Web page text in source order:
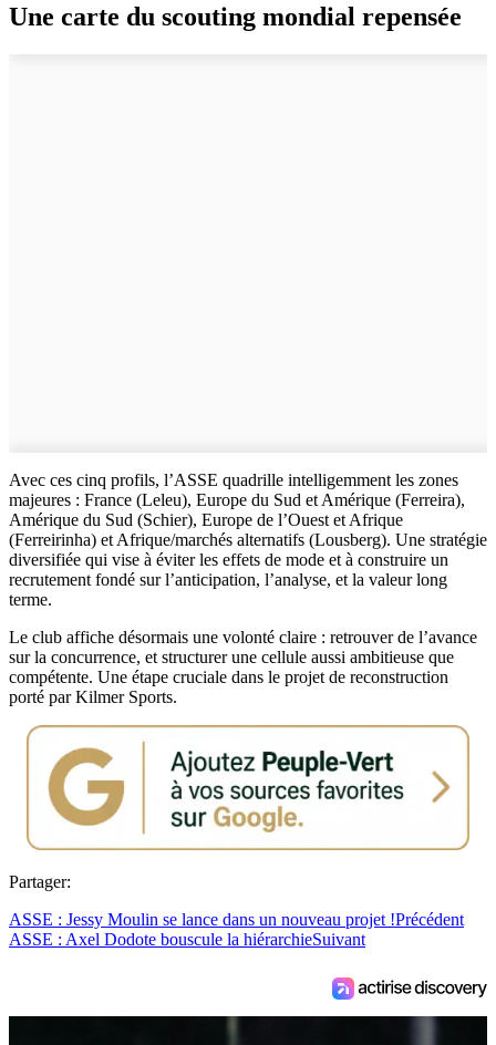
Une carte du scouting mondial repensée
Avec ces cinq profils, l’ASSE quadrille intelligemment les zones
majeures : France (Leleu), Europe du Sud et Amérique (Ferreira),
Amérique du Sud (Schier), Europe de l’Ouest et Afrique
(Ferreirinha) et Afrique/marchés alternatifs (Lousberg). Une stratégie
diversifiée qui vise à éviter les effets de mode et à construire un
recrutement fondé sur l’anticipation, l’analyse, et la valeur long
terme.
Le club affiche désormais une volonté claire : retrouver de l’avance
sur la concurrence, et structurer une cellule aussi ambitieuse que
compétente. Une étape cruciale dans le projet de reconstruction
porté par Kilmer Sports.
Partager:
ASSE : Jessy Moulin se lance dans un nouveau projet !Précédent
ASSE : Axel Dodote bouscule la hiérarchieSuivant